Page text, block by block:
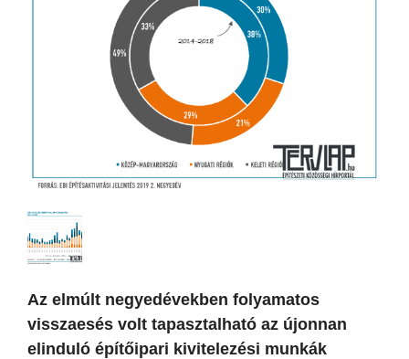
Az elmúlt negyedévekben folyamatos
visszaesés volt tapasztalható az újonnan
elinduló építőipari kivitelezési munkák